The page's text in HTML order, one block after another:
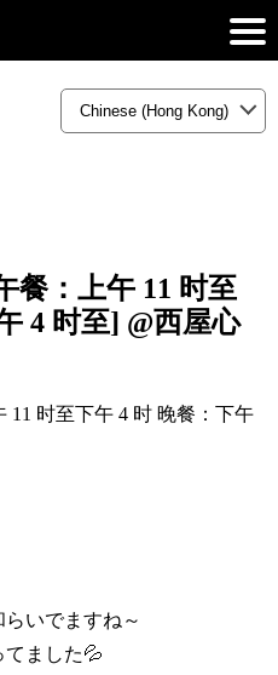
餐：上午 11 时至
4 时至] @西屋心
11 时至下午 4 时 晚餐：下午
いでますね～
てました💦